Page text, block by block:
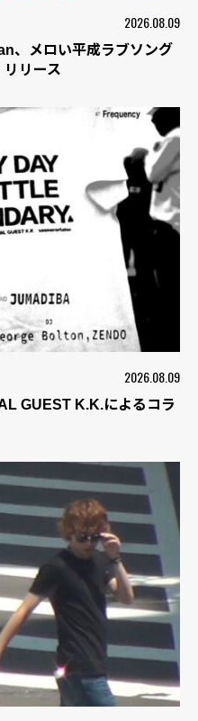
2026.08.09
、メロい平成ラブソング
リース
2026.08.09
GUEST K.K.によるコラ